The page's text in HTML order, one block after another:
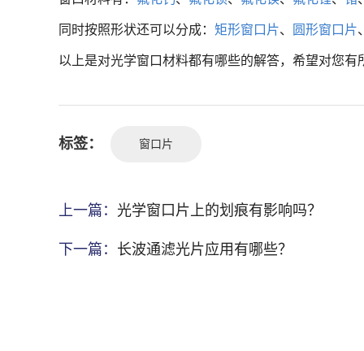
同时按照形状还可以分成： 矩形窗口片、 圆形窗口片
以上是对光学窗口材料都有哪些的解答，希望对您
标签： 窗口片
上一篇： 光学窗口片上的划痕有影响吗？
下一篇： 长波通滤光片应用有哪些？